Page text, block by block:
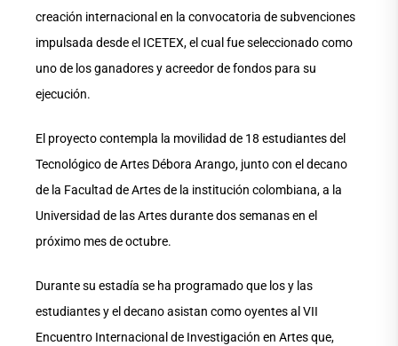
creación internacional en la convocatoria de subvenciones
impulsada desde el ICETEX, el cual fue seleccionado como
uno de los ganadores y acreedor de fondos para su
ejecución.
El proyecto contempla la movilidad de 18 estudiantes del
Tecnológico de Artes Débora Arango, junto con el decano
de la Facultad de Artes de la institución colombiana, a la
Universidad de las Artes durante dos semanas en el
próximo mes de octubre.
Durante su estadía se ha programado que los y las
estudiantes y el decano asistan como oyentes al VII
Encuentro Internacional de Investigación en Artes que,